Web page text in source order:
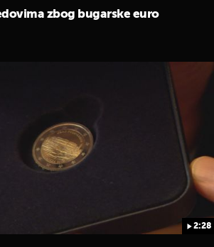
zbog bugarske euro
2:28